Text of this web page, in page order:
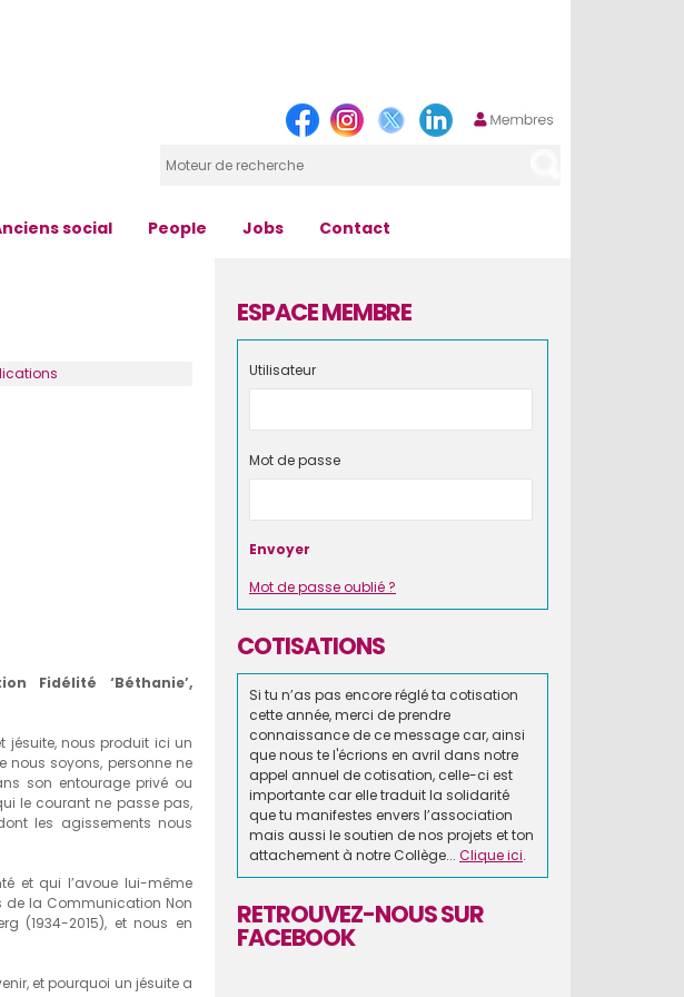
social People Jobs Contact
Fidélité ‘Béthanie’,
jésuite, nous produit ici un
nous soyons, personne ne
son entourage privé ou
le courant ne passe pas,
les agissements nous
et qui l’avoue lui-même
de la Communication Non
(1934-2015), et nous en
et pourquoi un jésuite a
ESPACE MEMBRE
Utilisateur
Mot de passe
Mot de passe oublié ?
COTISATIONS
Si tu n’as pas encore réglé ta cotisation
cette année, merci de prendre
connaissance de ce message car, ainsi
que nous te l'écrions en avril dans notre
appel annuel de cotisation, celle-ci est
importante car elle traduit la solidarité
que tu manifestes envers l’association
mais aussi le soutien de nos projets et ton
attachement à notre Collège... Clique ici.
RETROUVEZ-NOUS SUR
FACEBOOK